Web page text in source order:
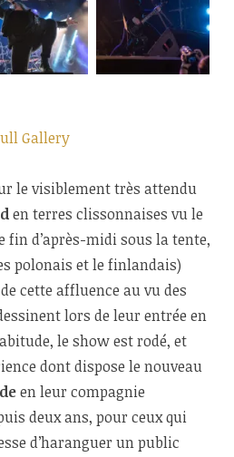
Gallery
le visiblement très attendu
en terres clissonnaises vu le
fin d’après-midi sous la tente,
polonais et le finlandais)
cette affluence au vu des
lors de leur entrée en
le show est rodé, et
dont dispose le nouveau
en leur compagnie
deux ans, pour ceux qui
d’haranguer un public